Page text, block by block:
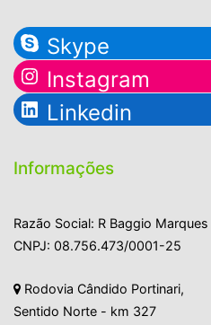
Skype
Instagram
Linkedin
Informações
Razão Social: R Baggio Marques
CNPJ: 08.756.473/0001-25
Rodovia Cândido Portinari,
Sentido Norte - km 327